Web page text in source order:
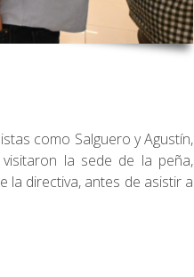
como Salguero y Agustín,
la sede de la peña,
la directiva, antes de asistir a